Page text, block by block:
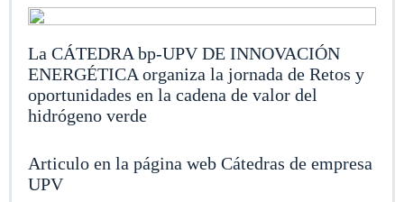
La CÁTEDRA bp-UPV DE INNOVACIÓN
ENERGÉTICA organiza la jornada de Retos y
oportunidades en la cadena de valor del
hidrógeno verde
Articulo en la página web Cátedras de empresa
UPV